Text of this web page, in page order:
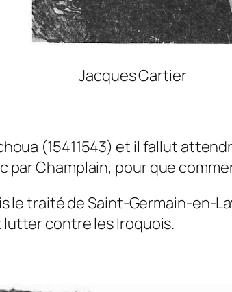
Jacques Cartier
(1541­1543) et il fallut
Champlain, pour que
le traité de Saint-Germain-en-
contre les Iroquois.